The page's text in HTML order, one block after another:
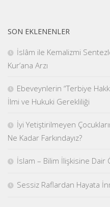
SON EKLENENLER
İslâm ile Kemalizmi
Kur’ana Arzı
Ebeveynlerin “Terbiye
İlmi ve Hukuki Gerekliliği
İyi Yetiştirilmeyen
Ne Kadar Farkındayız?
İslam – Bilim İlişkisine Dair
Sessiz Raflardan Hayata